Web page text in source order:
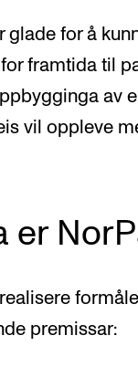
glade for å
framtida til
av
vil oppleve
er
premissar: